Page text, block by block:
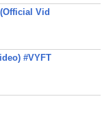
Vid
#VYFT